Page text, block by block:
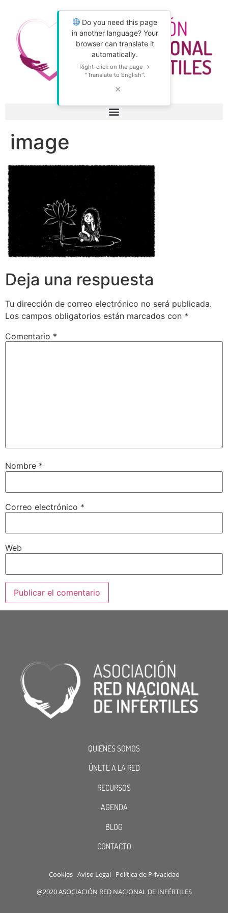
Do you need this page
in another language? Your
browser can translate it
automatically.
Right-click on the page →
"Translate to English".
✕
image
Deja una respuesta
Tu dirección de correo electrónico no será publicada.
Los campos obligatorios están marcados con *
Comentario *
Nombre *
Correo electrónico *
Web
QUIENES SOMOS
ÚNETE A LA RED
RECURSOS
AGENDA
BLOG
CONTACTO
Cookies Aviso Legal Política de Privacidad
@2020 ASOCIACIÓN RED NACIONAL DE INFÉRTILES